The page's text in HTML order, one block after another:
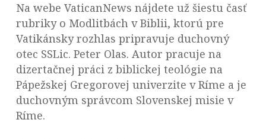
Na webe VaticanNews nájdete už šiestu časť
rubriky o Modlitbách v Biblii, ktorú pre
Vatikánsky rozhlas pripravuje duchovný
otec SSLic. Peter Olas. Autor pracuje na
dizertačnej práci z biblickej teológie na
Pápežskej Gregorovej univerzite v Ríme a je
duchovným správcom Slovenskej misie v
Ríme.